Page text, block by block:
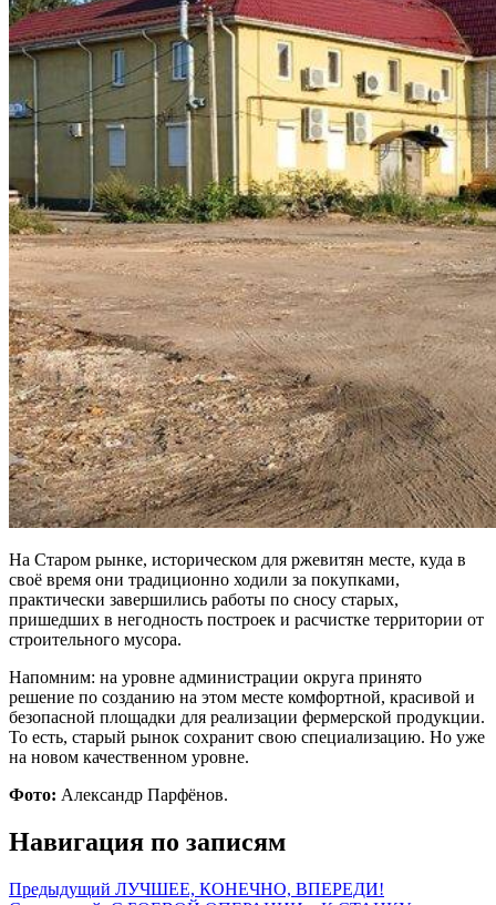
На Старом рынке, историческом для ржевитян месте, куда в
своё время они традиционно ходили за покупками,
практически завершились работы по сносу старых,
пришедших в негодность построек и расчистке территории от
строительного мусора.
Напомним: на уровне администрации округа принято
решение по созданию на этом месте комфортной, красивой и
безопасной площадки для реализации фермерской продукции.
То есть, старый рынок сохранит свою специализацию. Но уже
на новом качественном уровне.
Фото: Александр Парфёнов.
Навигация по записям
Предыдущий ЛУЧШЕЕ, КОНЕЧНО, ВПЕРЕДИ!